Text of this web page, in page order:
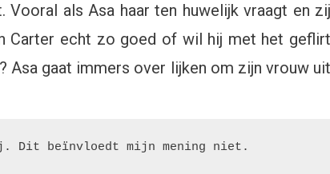
als Asa haar ten huwelijk vraagt en zij
Carter echt zo goed of wil hij met het geflirt
Asa gaat immers over lijken om zijn vrouw uit
Dit beïnvloedt mijn mening niet.